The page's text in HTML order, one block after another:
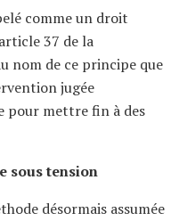
comme un droit
37 de la
nom de ce principe que
jugée
pour mettre fin à des
sous tension
désormais assumée